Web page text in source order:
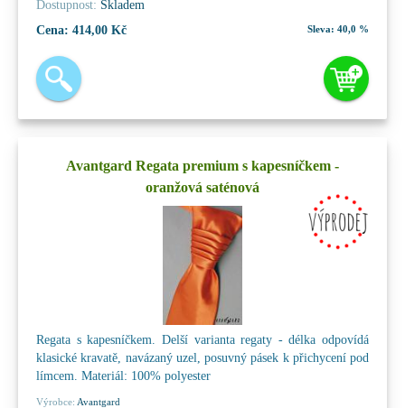
Dostupnost: Skladem
Cena: 414,00 Kč Sleva: 40,0 %
Avantgard Regata premium s kapesníčkem -
oranžová saténová
Regata s kapesníčkem. Delší varianta regaty - délka odpovídá
klasické kravatě, navázaný uzel, posuvný pásek k přichycení pod
límcem. Materiál: 100% polyester
Výrobce: Avantgard